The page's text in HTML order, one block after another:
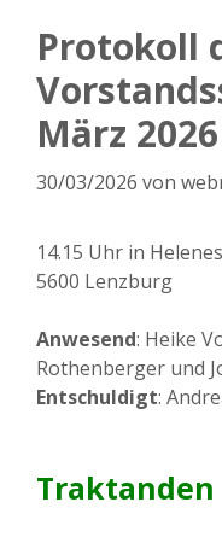
Protokoll
März 2026
30/03/2026 von
14.15 Uhr in
5600 Lenzburg
Anwesend: Heike
Rothenberger und
Entschuldigt:
Traktanden